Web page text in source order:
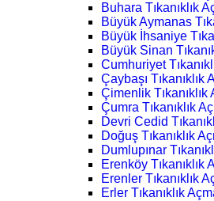
Buhara Tıkanıklık
Büyük Aymanas
Büyük İhsaniye
Büyük Sinan
Cumhuriyet
Çaybaşı Tıkanıklık
Çimenlik Tıkanıklık
Çumra Tıkanıklık
Devri Cedid
Doğuş Tıkanıklık
Dumlupınar
Erenköy Tıkanıklık
Erenler Tıkanıklık
Erler Tıkanıklık